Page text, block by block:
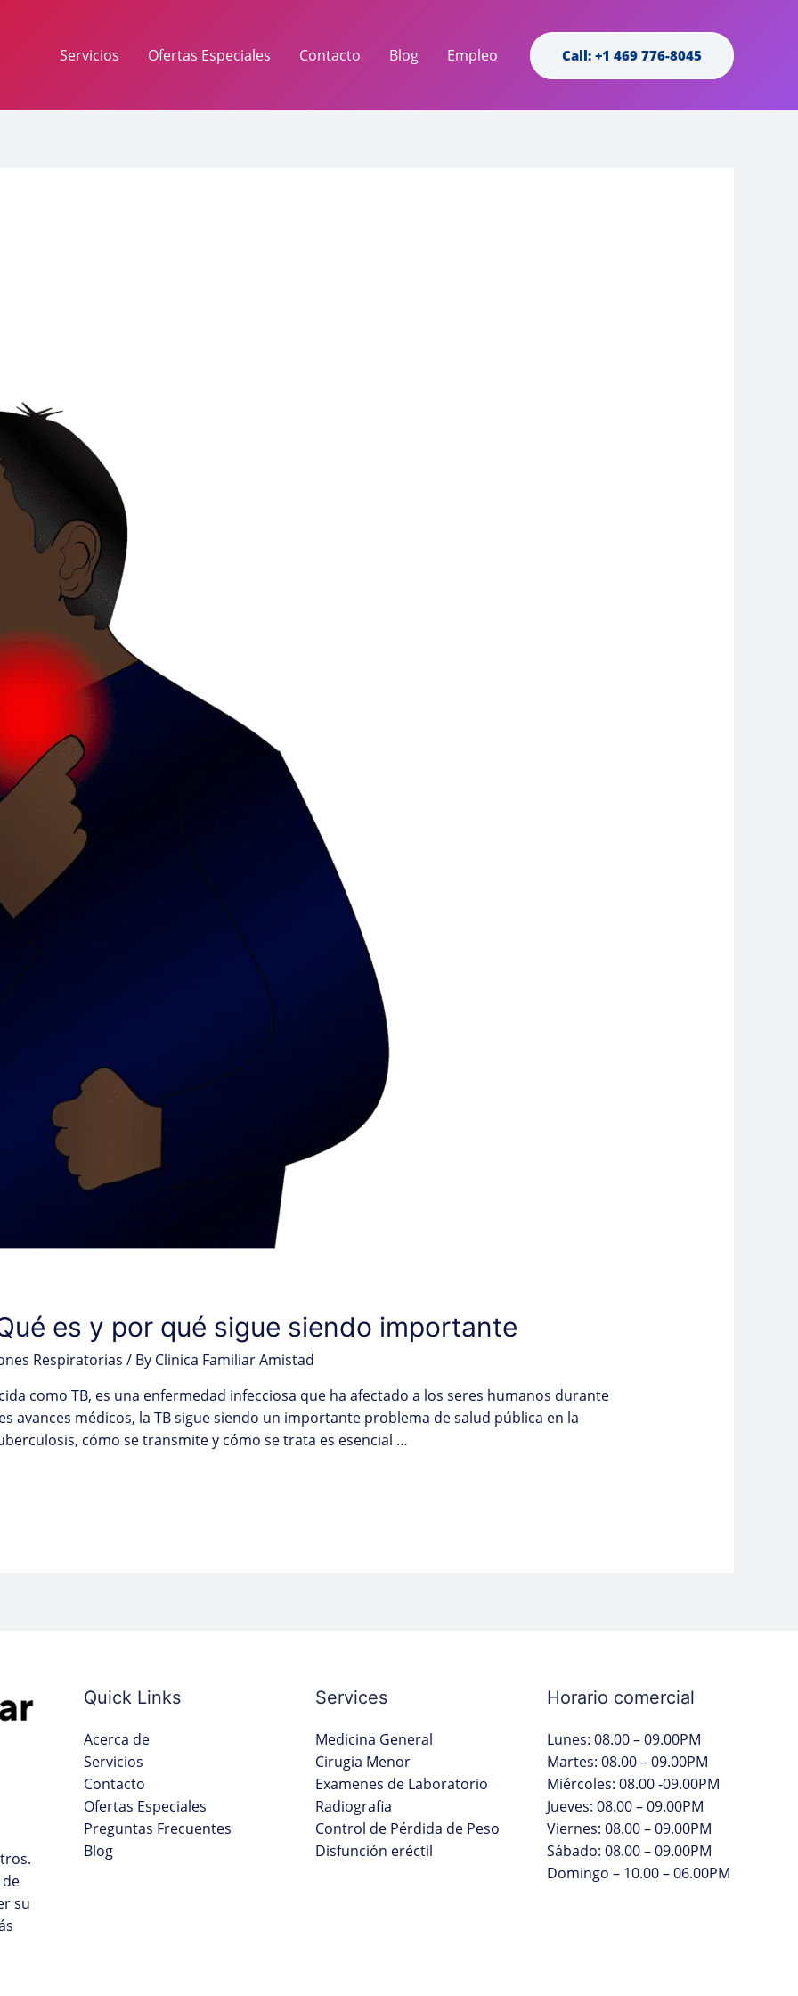
Servicios Ofertas Especiales Contacto Blog Empleo Call: +1 469 776-8045
es y por qué sigue siendo importante
Respiratorias / By Clinica Familiar Amistad
como TB, es una enfermedad infecciosa que ha afectado a los seres humanos durante
avances médicos, la TB sigue siendo un importante problema de salud pública en la
cómo se transmite y cómo se trata es esencial …
su
Quick Links
Acerca de
Servicios
Contacto
Ofertas Especiales
Preguntas Frecuentes
Blog
Services
Medicina General
Cirugia Menor
Examenes de Laboratorio
Radiografia
Control de Pérdida de Peso
Disfunción eréctil
Horario comercial
Lunes: 08.00 – 09.00PM
Martes: 08.00 – 09.00PM
Miércoles: 08.00 -09.00PM
Jueves: 08.00 – 09.00PM
Viernes: 08.00 – 09.00PM
Sábado: 08.00 – 09.00PM
Domingo – 10.00 – 06.00PM